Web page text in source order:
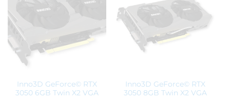
Inno3D GeForce© RTX
3050 6GB Twin X2 VGA
Inno3D GeForce© RTX
3050 8GB Twin X2 VGA